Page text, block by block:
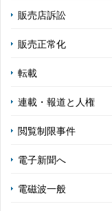
販売店訴訟
販売正常化
転載
連載・報道と人権
閲覧制限事件
電子新聞へ
電磁波一般